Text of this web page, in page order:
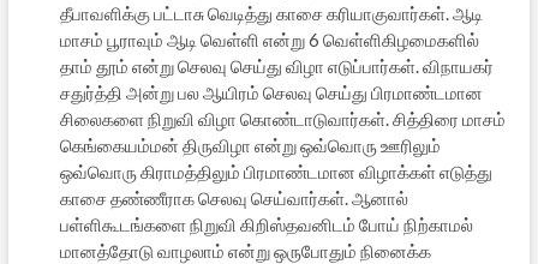
தீபாவளிக்கு பட்டாசு வெடித்து காசை கரியாகுவார்கள். ஆடி
மாசம் பூராவும் ஆடி வெள்ளி என்று 6 வெள்ளிகிழமைகளில்
தாம் தூம் என்று செலவு செய்து விழா எடுப்பார்கள். விநாயகர்
சதுர்த்தி அன்று பல ஆயிரம் செலவு செய்து பிரமாண்டமான
சிலைகளை நிறுவி விழா கொண்டாடுவார்கள். சித்திரை மாசம்
கெங்கையம்மன் திருவிழா என்று ஒவ்வொரு ஊரிலும்
ஒவ்வொரு கிராமத்திலும் பிரமாண்டமான விழாக்கள் எடுத்து
காசை தண்ணீராக செலவு செய்வார்கள். ஆனால்
பள்ளிகூடங்களை நிறுவி கிறிஸ்தவனிடம் போய் நிற்காமல்
மானத்தோடு வாழலாம் என்று ஒருபோதும் நினைக்க